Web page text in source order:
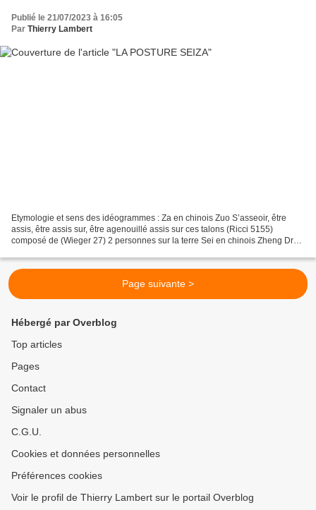
Publié le 21/07/2023 à 16:05
Par Thierry Lambert
Etymologie et sens des idéogrammes : Za en chinois Zuo S’asseoir, être
assis, être assis sur, être agenouillé assis sur ces talons (Ricci 5155)
composé de (Wieger 27) 2 personnes sur la terre Sei en chinois Zheng Droit,
Page suivante >
Hébergé par Overblog
Top articles
Pages
Contact
Signaler un abus
C.G.U.
Cookies et données personnelles
Préférences cookies
Voir le profil de Thierry Lambert sur le portail Overblog